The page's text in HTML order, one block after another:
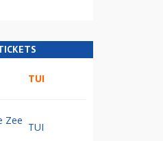
TUI
Zee
TUI